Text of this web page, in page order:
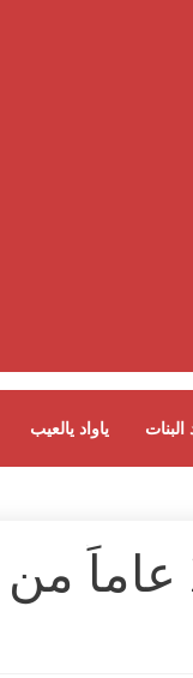
ياواد يالعيب البنات
سالي تكشف